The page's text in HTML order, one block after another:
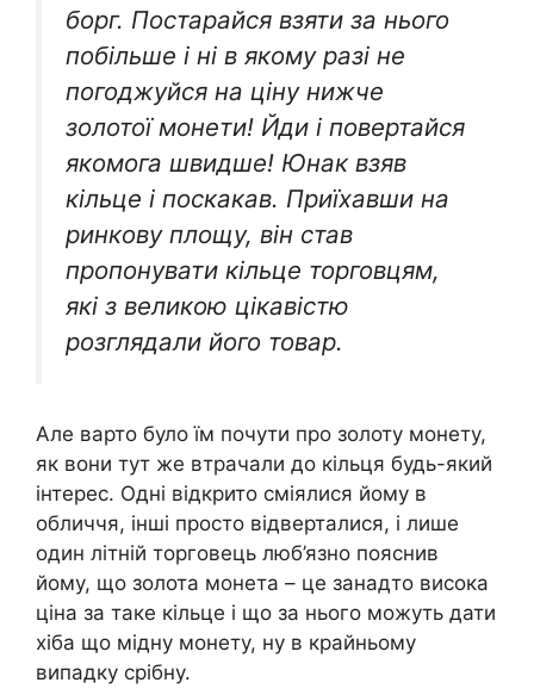
борг. Постарайся взяти за нього
побільше і ні в якому разі не
погоджуйся на ціну нижче
золотої монети! Йди і повертайся
якомога швидше! Юнак взяв
кільце і поскакав. Приїхавши на
ринкову площу, він став
пропонувати кільце торговцям,
які з великою цікавістю
розглядали його товар.
Але варто було їм почути про золоту монету,
як вони тут же втрачали до кільця будь-який
інтерес. Одні відкрито сміялися йому в
обличчя, інші просто відверталися, і лише
один літній торговець люб’язно пояснив
йому, що золота монета – це занадто висока
ціна за таке кільце і що за нього можуть дати
хіба що мідну монету, ну в крайньому
випадку срібну.